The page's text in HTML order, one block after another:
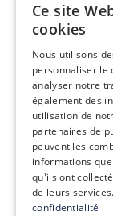
Qui sommes-
Vision,
Nos
Le groupe
Recrutement
Ce site
cookies
Nous utilisons
personnaliser le
analyser notre
également des
utilisation de
partenaires de
peuvent les
informations
qu'ils ont
de leurs services.
confidentialité